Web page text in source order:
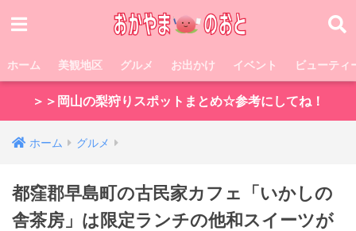
ホーム 美観地区 グルメ お出かけ イベント ビューティ
＞＞岡山の梨狩りスポットまとめ☆参考にしてね！
ホーム グルメ
都窪郡早島町の古民家カフェ「いかしの
舎茶房」は限定ランチの他和スイーツが